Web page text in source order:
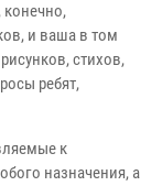
конечно,
и ваша в том
стихов,
ребят,
к
назначения, а